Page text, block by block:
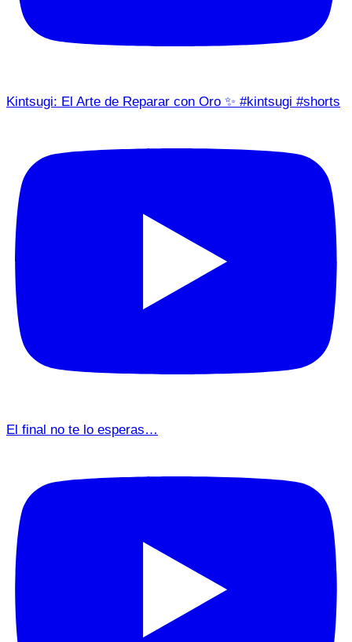
Kintsugi: El Arte de Reparar con Oro ✨ #kintsugi #shorts
El final no te lo esperas…